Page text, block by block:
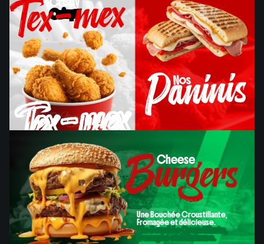
Crispy
Tex-mex
Tex-mex
Nos
Nos
Paninis
Paninis
Cheese
Cheese
Burgers
Une Bouchée Croustillante,
Fromagée et délicieuse.
Une Bouchée Croustillante,
Fromagée et délicieuse.